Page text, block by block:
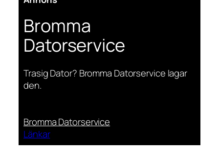
Bromma
Datorservice
Trasig Dator? Bromma Datorservice lagar
den.
Bromma Datorservice
Länkar